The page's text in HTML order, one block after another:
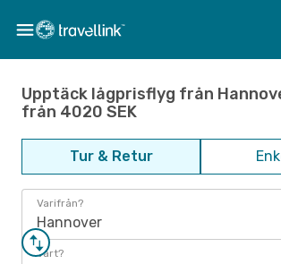
Upptäck lågprisflyg från
från 4020 SEK
Tur & Retur
Varifrån?
Hannover
Vart?